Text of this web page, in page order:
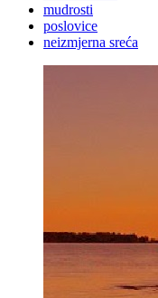
mudrosti
poslovice
neizmjerna sreća